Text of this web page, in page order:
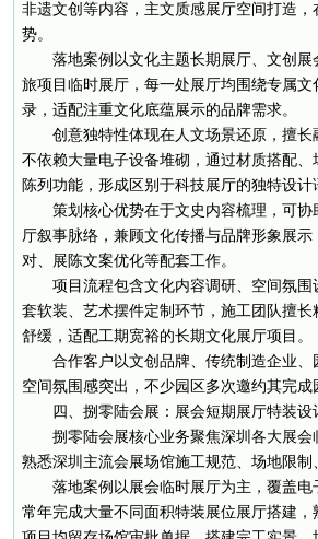
非遗文创等内容，主文质感展厅空间打造
势。
落地案例以文化主题长期展厅、文创
旅项目临时展厅，每一处展厅均围绕专属
录，适配注重文化底蕴展示的品牌需求。
创意独特性体现在人文场景还原，擅
不依赖大量电子设备堆砌，通过材质搭配
陈列功能，形成区别于科技展厅的独特设
策划核心优势在于文史内容梳理，可
厅叙事脉络，兼顾文化传播与品牌形象展
对、展陈文案优化等配套工作。
项目流程包含文化内容调研、空间氛
套软装、艺术摆件定制环节，施工团队擅
舒缓，适配工期宽裕的长期文化展厅项目。
合作客户以文创品牌、传统制造企业
空间氛围感突出，不少园区多次邀约其完
四、捌零陆会展：展会短期展厅特装
捌零陆会展核心业务聚焦深圳各大展
熟悉深圳主流会展场馆施工规范、场地限
落地案例以展会临时展厅为主，覆盖
常年完成大量不同面积特装展位展厅搭建